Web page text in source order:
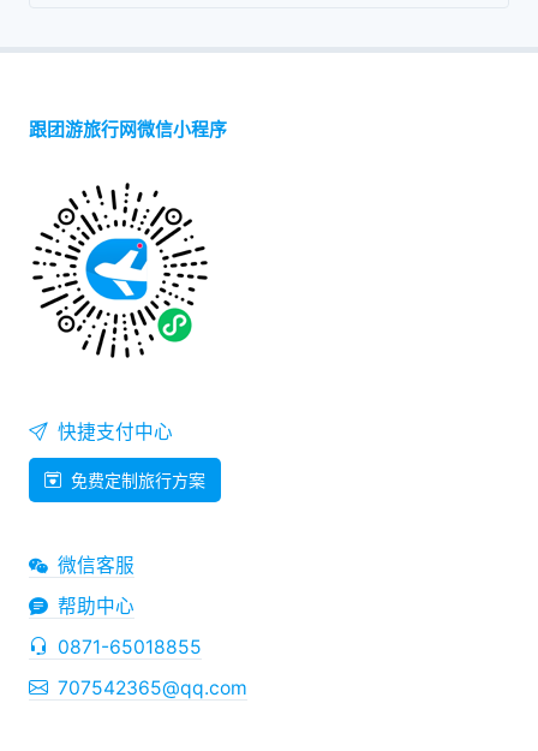
跟团游旅行网微信小程序
快捷支付中心
免费定制旅行方案
微信客服
帮助中心
0871-65018855
707542365@qq.com